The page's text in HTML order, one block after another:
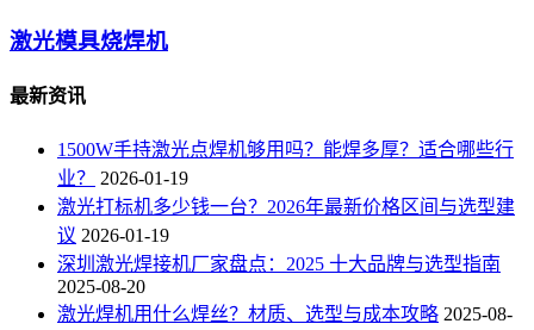
激光模具烧焊机
最新资讯
1500W手持激光点焊机够用吗？能焊多厚？适合哪些行
业？
2026-01-19
激光打标机多少钱一台？2026年最新价格区间与选型建
议 2026-01-19
深圳激光焊接机厂家盘点：2025 十大品牌与选型指南
2025-08-20
激光焊机用什么焊丝？材质、选型与成本攻略 2025-08-